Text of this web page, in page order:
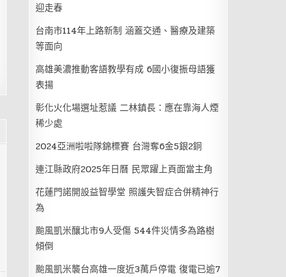
迎走春
台南市114年上路新制 涵蓋交通、醫療及建築
等面向
高雄美濃推動客語教學有成 6國小復振母語獲
表揚
彰化火化場選址惹議 二林鎮長：應在靠海人煙
稀少處
2024亞洲啦啦隊錦標賽 台灣奪6金5銀2銅
連江縣政府2025年日曆 民眾躍上頁面當主角
花蓮門諾開設益智學堂 照護失智症合併精神行
為
颱風凱米釀北市9人受傷 544件災情多為路樹
傾倒
颱風凱米襲台高雄一度近3萬戶停電 復電已逾7